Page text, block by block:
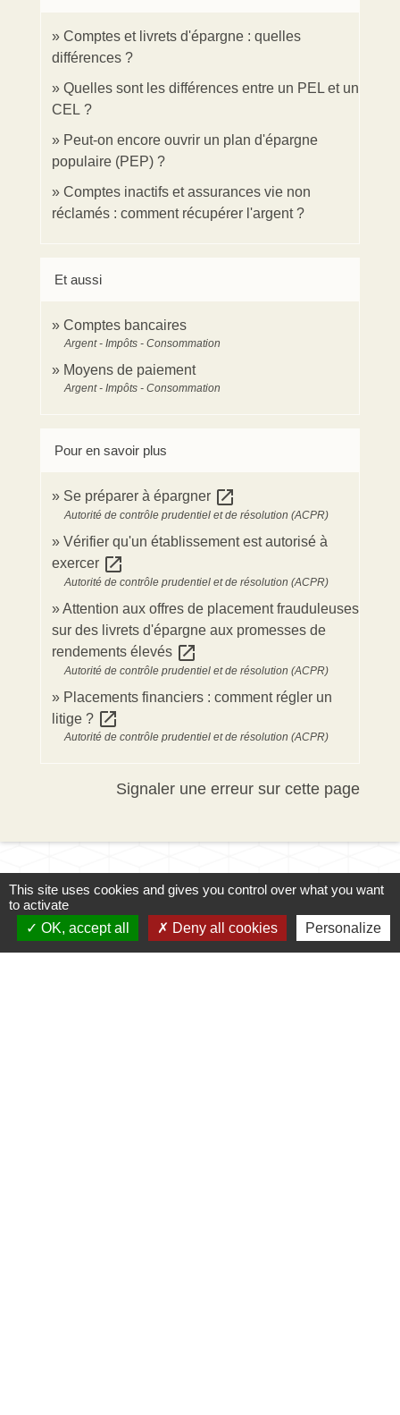
Comptes et livrets d'épargne : quelles
différences ?
Quelles sont les différences entre un PEL et un
CEL ?
Peut-on encore ouvrir un plan d'épargne
populaire (PEP) ?
Comptes inactifs et assurances vie non
réclamés : comment récupérer l'argent ?
Et aussi
Comptes bancaires
Argent - Impôts - Consommation
Moyens de paiement
Argent - Impôts - Consommation
Pour en savoir plus
Se préparer à épargner open_in_new
Autorité de contrôle prudentiel et de résolution (ACPR)
Vérifier qu'un établissement est autorisé à
exercer open_in_new
Autorité de contrôle prudentiel et de résolution (ACPR)
Attention aux offres de placement frauduleuses
sur des livrets d'épargne aux promesses de
rendements élevés open_in_new
Autorité de contrôle prudentiel et de résolution (ACPR)
Placements financiers : comment régler un
litige ? open_in_new
Autorité de contrôle prudentiel et de résolution (ACPR)
Signaler une erreur sur cette page
This site uses cookies and gives you control over what you want
to activate
OK, accept all
Deny all cookies Personalize